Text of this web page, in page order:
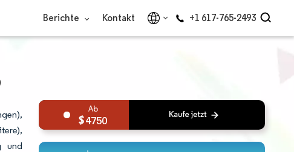
Berichte Kontakt +1 617-765-2493
und
4750